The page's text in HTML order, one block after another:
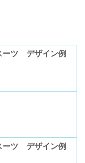
ーツ デザイン例
ーツ デザイン例